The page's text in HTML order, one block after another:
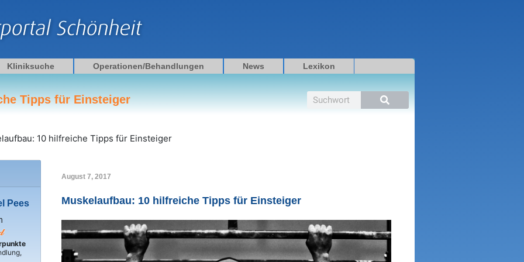
Kliniksuche Operationen/Behandlungen News Lexikon
Tipps für Einsteiger Suche
10 hilfreiche Tipps für Einsteiger
Pees
August 7, 2017
Muskelaufbau: 10 hilfreiche Tipps für Einsteiger